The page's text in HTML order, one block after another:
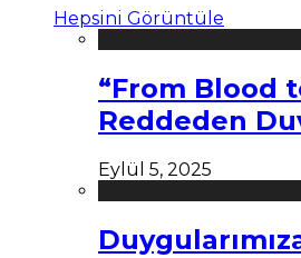
Hepsini Görüntüle
“From Blood
Reddeden
Eylül 5, 2025